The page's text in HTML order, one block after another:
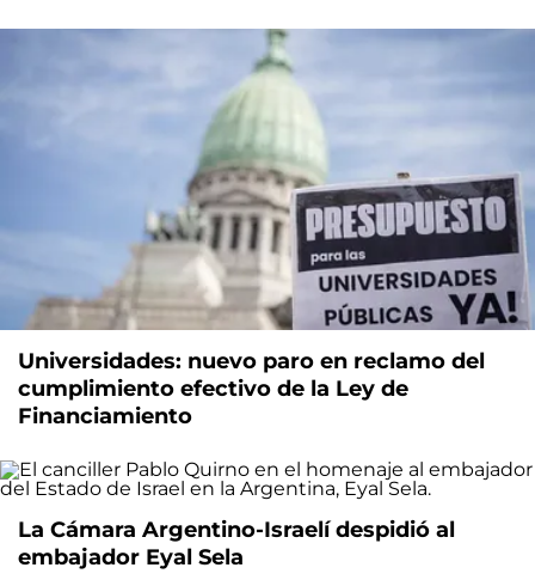
Universidades: nuevo paro en reclamo del
cumplimiento efectivo de la Ley de
Financiamiento
La Cámara Argentino-Israelí despidió al
embajador Eyal Sela